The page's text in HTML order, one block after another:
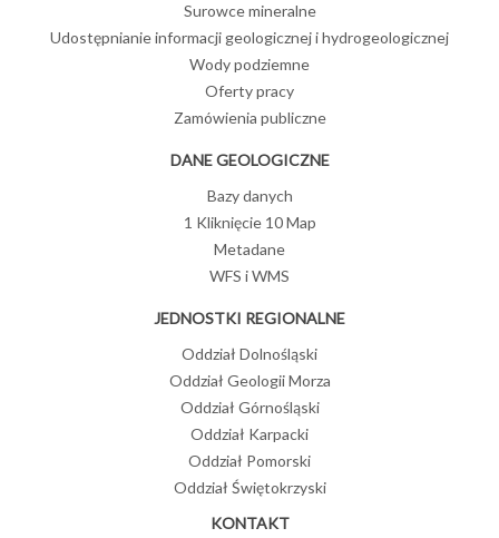
Surowce mineralne
Udostępnianie informacji geologicznej i hydrogeologicznej
Wody podziemne
Oferty pracy
Zamówienia publiczne
DANE GEOLOGICZNE
Bazy danych
1 Kliknięcie 10 Map
Metadane
WFS i WMS
JEDNOSTKI REGIONALNE
Oddział Dolnośląski
Oddział Geologii Morza
Oddział Górnośląski
Oddział Karpacki
Oddział Pomorski
Oddział Świętokrzyski
KONTAKT